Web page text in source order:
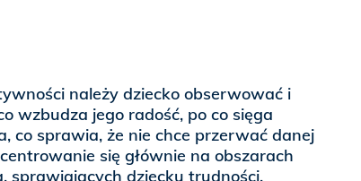
należy dziecko obserwować i
wzbudza jego radość, po co sięga
co sprawia, że nie chce przerwać danej
się głównie na obszarach
sprawiających dziecku trudności.